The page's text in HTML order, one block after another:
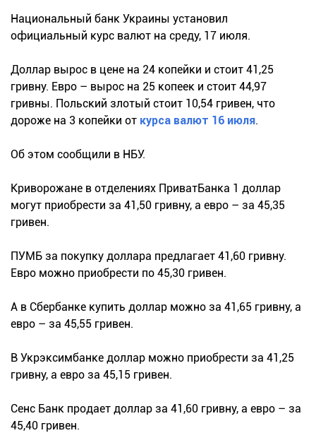
Национальный банк Украины установил
официальный курс валют на среду, 17 июля.
Доллар вырос в цене на 24 копейки и стоит 41,25
гривну. Евро – вырос на 25 копеек и стоит 44,97
гривны. Польский злотый стоит 10,54 гривен, что
дороже на 3 копейки от курса валют 16 июля.
Об этом сообщили в НБУ.
Криворожане в отделениях ПриватБанка 1 доллар
могут приобрести за 41,50 гривну, а евро – за 45,35
гривен.
ПУМБ за покупку доллара предлагает 41,60 гривну.
Евро можно приобрести по 45,30 гривен.
А в Сбербанке купить доллар можно за 41,65 гривну, а
евро – за 45,55 гривен.
В Укрэксимбанке доллар можно приобрести за 41,25
гривну, а евро за 45,15 гривен.
Сенс Банк продает доллар за 41,60 гривну, а евро – за
45,40 гривен.